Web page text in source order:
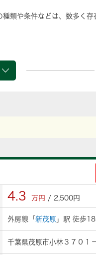
類や条件などは、数多く
4.3 万円 / 2,500円
外房線「 新茂原 」駅 徒歩
千葉県茂原市小林３７０１